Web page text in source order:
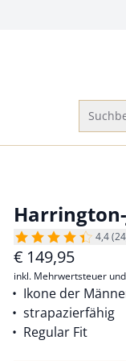
4,4
€ 149,95
inkl. Mehrwertsteuer
Ikone der
strapazierfähig
Regular Fit